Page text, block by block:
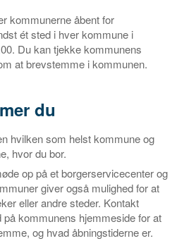
kommunerne åbent for
ét sted i hver kommune i
Du kan tjekke kommunens
at brevstemme i kommunen.
du
hvilken som helst kommune og
hvor du bor.
op på et borgerservicecenter og
giver også mulighed for at
eller andre steder. Kontakt
på kommunens hjemmeside for at
og hvad åbningstiderne er.